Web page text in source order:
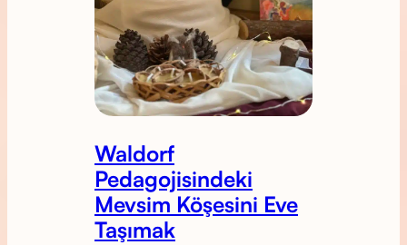
Waldorf
Pedagojisindeki
Mevsim Köşesini Eve
Taşımak